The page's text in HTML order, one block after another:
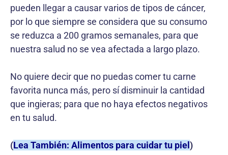
pueden llegar a causar varios de tipos de cáncer,
por lo que siempre se considera que su consumo
se reduzca a 200 gramos semanales, para que
nuestra salud no se vea afectada a largo plazo.
No quiere decir que no puedas comer tu carne
favorita nunca más, pero sí disminuir la cantidad
que ingieras; para que no haya efectos negativos
en tu salud.
(Lea También: Alimentos para cuidar tu piel )